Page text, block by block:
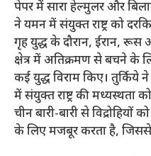
पेपर में सारा हेल्मुलर और
ने यमन में संयुक्त राष्ट्र को
गृह युद्ध के दौरान, ईरान, रूस
क्षेत्र में अतिक्रमण से बचने के
कई युद्ध विराम किए। तुर्किये ने
में संयुक्त राष्ट्र की मध्यस्थता
चीन बारी-बारी से
के लिए मजबूर करता है, जिससे